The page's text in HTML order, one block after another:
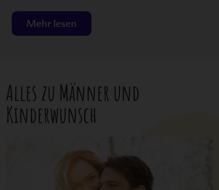
Mehr lesen
Alles zu Männer und
Kinderwunsch